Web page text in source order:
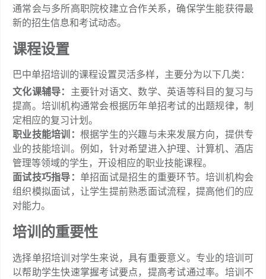
通常会与多所高职院校建立合作关系，确保学生能获得最
新的招生信息和考试动态。
课程设置
巴中单招培训的课程设置灵活多样，主要分为以下几类：
文化课辅导： 主要针对语文、数学、英语等科目的复习与
提高。培训机构通常会根据历年单招考试的出题规律，制
定相应的复习计划。
职业技能培训： 根据学生的兴趣与未来发展方向，提供专
业的技能培训。例如，针对希望进入护理、计算机、酒店
管理等领域的学生，开设相应的职业技能课程。
面试技巧指导： 单招面试是招生的重要环节。培训机构会
组织模拟面试，让学生提前熟悉面试流程，提高他们的应
对能力。
培训的重要性
选择单招培训对学生来说，具有重要意义。专业的培训可
以帮助学生快速掌握考试要点，提高考试通过率。培训不